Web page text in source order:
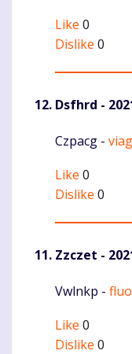
Like 0
Dislike 0
Dsfhrd -
Komentaras
Czpacg -
Like 0
Dislike 0
Zzczet -
Komentaras
Vwlnkp -
Like 0
Dislike 0